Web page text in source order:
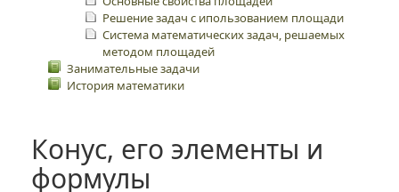
Решение задач с ипользованием площади
Система математических задач, решаемых
методом площадей
Занимательные задачи
История математики
Конус, его элементы и
формулы